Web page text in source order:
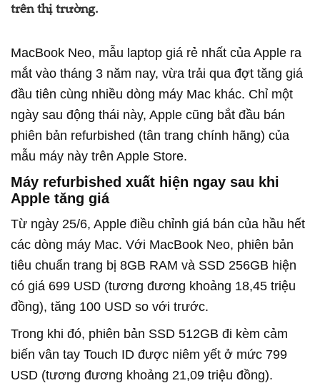
trên thị trường.
MacBook Neo, mẫu laptop giá rẻ nhất của Apple ra
mắt vào tháng 3 năm nay, vừa trải qua đợt tăng giá
đầu tiên cùng nhiều dòng máy Mac khác. Chỉ một
ngày sau động thái này, Apple cũng bắt đầu bán
phiên bản refurbished (tân trang chính hãng) của
mẫu máy này trên Apple Store.
Máy refurbished xuất hiện ngay sau khi
Apple tăng giá
Từ ngày 25/6, Apple điều chỉnh giá bán của hầu hết
các dòng máy Mac. Với MacBook Neo, phiên bản
tiêu chuẩn trang bị 8GB RAM và SSD 256GB hiện
có giá 699 USD (tương đương khoảng 18,45 triệu
đồng), tăng 100 USD so với trước.
Trong khi đó, phiên bản SSD 512GB đi kèm cảm
biến vân tay Touch ID được niêm yết ở mức 799
USD (tương đương khoảng 21,09 triệu đồng).